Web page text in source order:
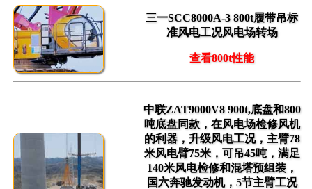
三一SCC8000A-3 800t履带吊标
准风电工况风电场转场
查看800t性能
中联ZAT9000V8 900t,底盘和800
吨底盘同款，在风电场检修风机
的利器，升级风电工况，主臂78
米风电臂75米，可吊45吨，满足
140米风电检修和混塔预组装，
国六奔驰发动机，5节主臂工况